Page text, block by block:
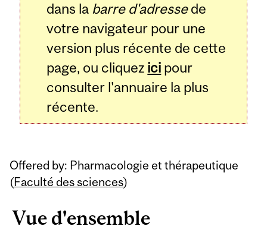
dans la barre d'adressede
votre navigateur pour une
version plus récente de cette
page, ou cliquez ici pour
consulter l'annuaire la plus
récente.
Offered by: Pharmacologie et thérapeutique
(Faculté des sciences)
Vue d'ensemble